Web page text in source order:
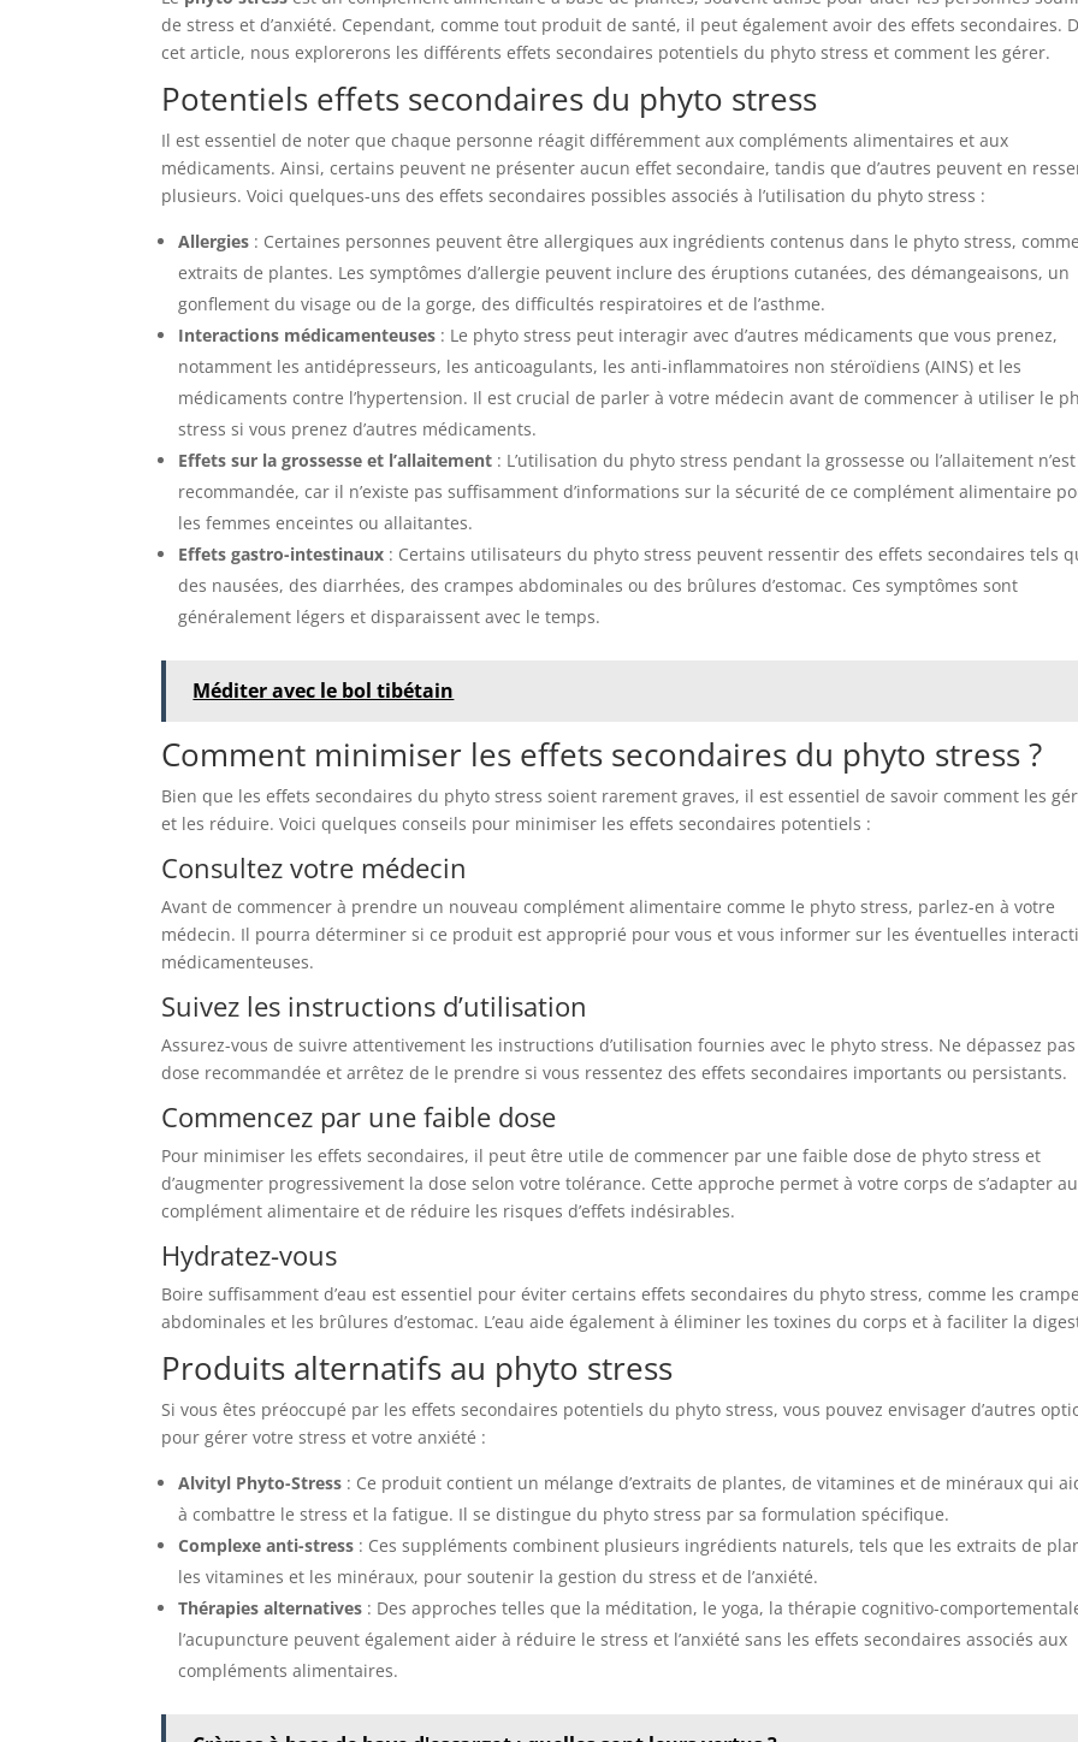
de stress et d’anxiété. Cependant, comme tout produit de santé, il peut également avoir des effets secondaires.
cet article, nous explorerons les différents effets secondaires potentiels du phyto stress et comment les gérer.
Potentiels effets secondaires du phyto stress
Il est essentiel de noter que chaque personne réagit différemment aux compléments alimentaires et aux
médicaments. Ainsi, certains peuvent ne présenter aucun effet secondaire, tandis que d’autres peuvent en
plusieurs. Voici quelques-uns des effets secondaires possibles associés à l’utilisation du phyto stress :
Allergies : Certaines personnes peuvent être allergiques aux ingrédients contenus dans le phyto stress,
extraits de plantes. Les symptômes d’allergie peuvent inclure des éruptions cutanées, des démangeaisons, un
gonflement du visage ou de la gorge, des difficultés respiratoires et de l’asthme.
Interactions médicamenteuses : Le phyto stress peut interagir avec d’autres médicaments que vous prenez,
notamment les antidépresseurs, les anticoagulants, les anti-inflammatoires non stéroïdiens (AINS) et les
médicaments contre l’hypertension. Il est crucial de parler à votre médecin avant de commencer à utiliser le
stress si vous prenez d’autres médicaments.
Effets sur la grossesse et l’allaitement : L’utilisation du phyto stress pendant la grossesse ou l’allaitement
recommandée, car il n’existe pas suffisamment d’informations sur la sécurité de ce complément alimentaire
les femmes enceintes ou allaitantes.
Effets gastro-intestinaux : Certains utilisateurs du phyto stress peuvent ressentir des effets secondaires tels
des nausées, des diarrhées, des crampes abdominales ou des brûlures d’estomac. Ces symptômes sont
généralement légers et disparaissent avec le temps.
Méditer avec le bol tibétain
Comment minimiser les effets secondaires du phyto stress ?
Bien que les effets secondaires du phyto stress soient rarement graves, il est essentiel de savoir comment les
et les réduire. Voici quelques conseils pour minimiser les effets secondaires potentiels :
Consultez votre médecin
Avant de commencer à prendre un nouveau complément alimentaire comme le phyto stress, parlez-en à votre
médecin. Il pourra déterminer si ce produit est approprié pour vous et vous informer sur les éventuelles
médicamenteuses.
Suivez les instructions d’utilisation
Assurez-vous de suivre attentivement les instructions d’utilisation fournies avec le phyto stress. Ne dépassez
dose recommandée et arrêtez de le prendre si vous ressentez des effets secondaires importants ou persistants.
Commencez par une faible dose
Pour minimiser les effets secondaires, il peut être utile de commencer par une faible dose de phyto stress et
d’augmenter progressivement la dose selon votre tolérance. Cette approche permet à votre corps de s’adapter au
complément alimentaire et de réduire les risques d’effets indésirables.
Hydratez-vous
Boire suffisamment d’eau est essentiel pour éviter certains effets secondaires du phyto stress, comme les
abdominales et les brûlures d’estomac. L’eau aide également à éliminer les toxines du corps et à faciliter la
Produits alternatifs au phyto stress
Si vous êtes préoccupé par les effets secondaires potentiels du phyto stress, vous pouvez envisager d’autres
pour gérer votre stress et votre anxiété :
Alvityl Phyto-Stress : Ce produit contient un mélange d’extraits de plantes, de vitamines et de minéraux qui
à combattre le stress et la fatigue. Il se distingue du phyto stress par sa formulation spécifique.
Complexe anti-stress : Ces suppléments combinent plusieurs ingrédients naturels, tels que les extraits de
les vitamines et les minéraux, pour soutenir la gestion du stress et de l’anxiété.
Thérapies alternatives : Des approches telles que la méditation, le yoga, la thérapie cognitivo-
l’acupuncture peuvent également aider à réduire le stress et l’anxiété sans les effets secondaires associés aux
compléments alimentaires.